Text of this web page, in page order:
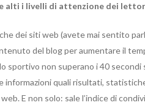
alti i livelli di attenzione dei
dei siti web (avete mai sentito
del blog per aumentare il
sportivo non superano i 40
informazioni quali risultati,
E non solo: sale l’indice di